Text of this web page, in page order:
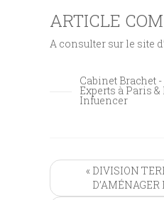
ARTICLE
A consulter sur le site d’
Cabinet Brachet
Experts à Paris
Infuencer
« DIVISION
D’AMÉNAGER